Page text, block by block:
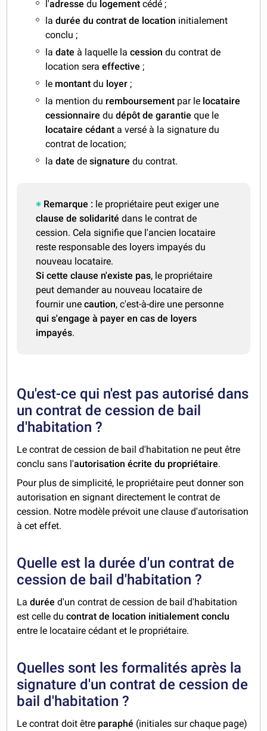
l'adresse du logement cédé ;
ladurée du contrat de location initialement
conclu ;
ladate à laquelle la cession du contrat de
location sera effective ;
le montantdu loyer ;
la mention du remboursement par le locataire
cessionnaire du dépôt de garantieque le
locataire cédant a versé à la signature du
contrat de location;
ladatedesignature du contrat.
Remarque : le propriétaire peut exiger une
clause de solidarité dans le contrat de
cession. Cela signifie que l'ancien locataire
reste responsable des loyers impayés du
nouveau locataire.
Si cette clause n'existe pas, le propriétaire
peut demander au nouveau locataire de
fournir une caution, c'est-à-dire une personne
qui s'engage à payer en cas de loyers
impayés.
Qu'est-ce qui n'est pas autorisé dans
un contrat de cession de bail
d'habitation ?
Le contrat de cession de bail d'habitation ne peut être
conclu sans l'autorisation écrite du propriétaire.
Pour plus de simplicité, le propriétaire peut donner son
autorisation en signant directement le contrat de
cession. Notre modèle prévoit une clause d'autorisation
à cet effet.
Quelle est la durée d'un contrat de
cession de bail d'habitation ?
Ladurée d'un contrat de cession de bail d'habitation
est celle ducontrat de location initialement conclu
entre le locataire cédant et le propriétaire.
Quelles sont les formalités après la
signature d'un contrat de cession de
bail d'habitation ?
Le contrat doit être paraphé (initiales sur chaque page)